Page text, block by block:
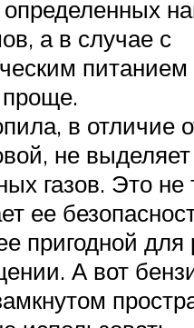
определенных
а в случае с
питанием
проще.
в отличие
не выделяет
газов. Это не
ее
пригодной для
А вот